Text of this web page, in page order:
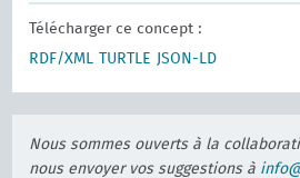
Télécharger ce concept :
RDF/XML
TURTLE JSON-LD
Nous sommes ouverts à la
nous envoyer vos suggestions à